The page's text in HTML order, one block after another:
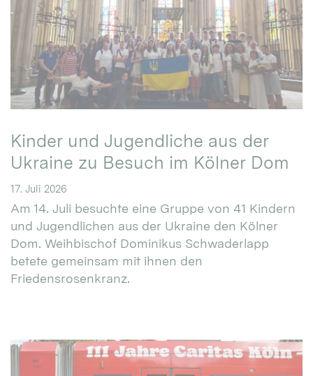
Kinder und Jugendliche aus der
Ukraine zu Besuch im Kölner Dom
17. Juli 2026
Am 14. Juli besuchte eine Gruppe von 41 Kindern
und Jugendlichen aus der Ukraine den Kölner
Dom. Weihbischof Dominikus Schwaderlapp
betete gemeinsam mit ihnen den
Friedensrosenkranz.